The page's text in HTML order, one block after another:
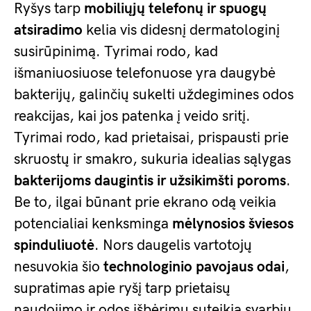
Ryšys tarp mobiliųjų telefonų ir spuogų
atsiradimo kelia vis didesnį dermatologinį
susirūpinimą. Tyrimai rodo, kad
išmaniuosiuose telefonuose yra daugybė
bakterijų, galinčių sukelti uždegimines odos
reakcijas, kai jos patenka į veido sritį.
Tyrimai rodo, kad prietaisai, prispausti prie
skruostų ir smakro, sukuria idealias sąlygas
bakterijoms daugintis ir užsikimšti poroms.
Be to, ilgai būnant prie ekrano odą veikia
potencialiai kenksminga mėlynosios šviesos
spinduliuotė. Nors daugelis vartotojų
nesuvokia šio technologinio pavojaus odai,
supratimas apie ryšį tarp prietaisų